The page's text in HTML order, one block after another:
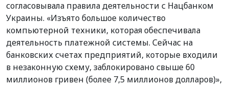
согласовывала правила деятельности с Нацбанком
Украины. «Изъято большое количество
компьютерной техники, которая обеспечивала
деятельность платежной системы. Сейчас на
банковских счетах предприятий, которые входили
в незаконную схему, заблокировано свыше 60
миллионов гривен (более 7,5 миллионов долларов)»,